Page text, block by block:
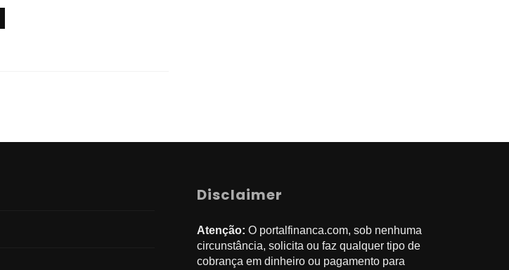
Disclaimer
Atenção:O portalfinanca.com, sob nenhuma
circunstância, solicita ou faz qualquer tipo de
cobrança em dinheiro ou pagamento para